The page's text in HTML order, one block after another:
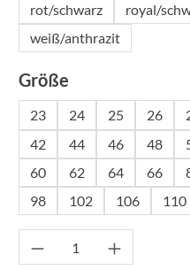
rot/schwarz
royal/
weiß/anthrazit
Größe
23 24 25 26
42
44 46 48
60
62 64 66
98
102 106 110
Produkt Anzahl: